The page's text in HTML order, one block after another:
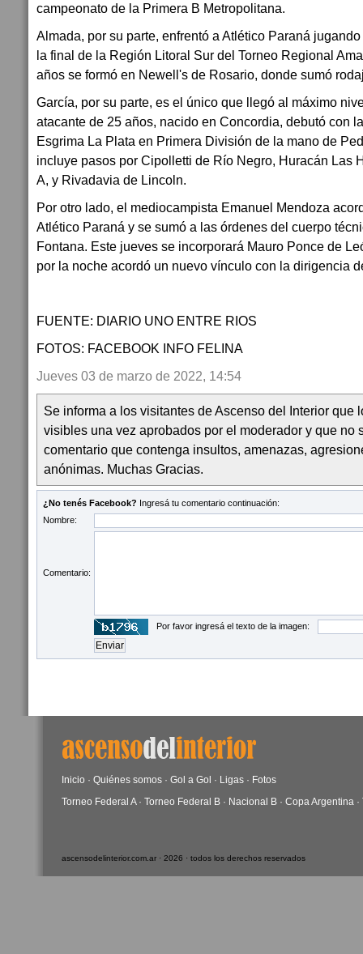
campeonato de la Primera B Metropolitana.
Almada, por su parte, enfrentó a Atlético Paraná
la final de la Región Litoral Sur del Torneo Regional
años se formó en Newell's de Rosario, donde sumó
García, por su parte, es el único que llegó al máximo
atacante de 25 años, nacido en Concordia, debutó con
Esgrima La Plata en Primera División de la mano de
incluye pasos por Cipolletti de Río Negro, Huracán Las
A, y Rivadavia de Lincoln.
Por otro lado, el mediocampista Emanuel Mendoza
Atlético Paraná y se sumó a las órdenes del cuerpo
Fontana. Este jueves se incorporará Mauro Ponce de
por la noche acordó un nuevo vínculo con la dirigencia
FUENTE: DIARIO UNO ENTRE RIOS
FOTOS: FACEBOOK INFO FELINA
Jueves 03 de marzo de 2022, 14:54
Se informa a los visitantes de Ascenso del Interior que
visibles una vez aprobados por el moderador y que no
comentario que contenga insultos, amenazas,
anónimas. Muchas Gracias.
¿No tenés Facebook? Ingresá tu comentario continuación:
Nombre:
Comentario:
Por favor ingresá el texto de la imagen:
Inicio · Quiénes somos · Gol a Gol · Ligas · Fotos
Torneo Federal A· Torneo Federal B · Nacional B · Copa Argentina ·
ascensodelinterior.com.ar · 2026 · todos los derechos reservados